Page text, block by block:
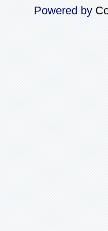
Powered by